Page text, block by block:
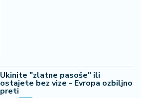
Ukinite "zlatne pasoše" ili
ostajete bez vize - Evropa ozbiljno
preti